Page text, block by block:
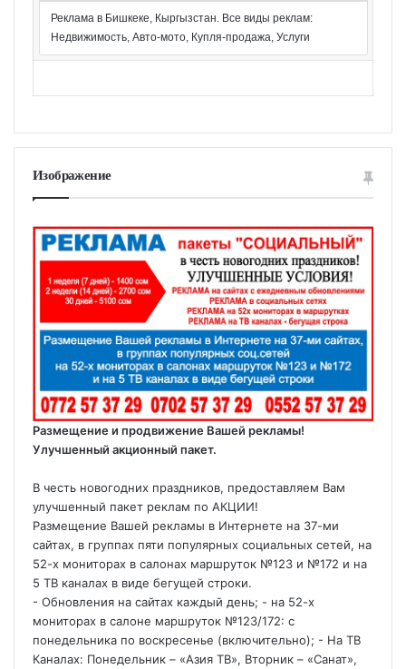
Реклама в Бишкеке, Кыргызстан. Все виды реклам:
Недвижимость, Авто-мото, Купля-продажа, Услуги
Изображение
Размещение и продвижение Вашей рекламы!
Улучшенный акционный пакет.
В честь новогодних праздников, предоставляем Вам
улучшенный пакет реклам по АКЦИИ!
Размещение Вашей рекламы в Интернете на 37-ми
сайтах, в группах пяти популярных социальных сетей, на
52-х мониторах в салонах маршруток №123 и №172 и на
5 ТВ каналах в виде бегущей строки.
- Обновления на сайтах каждый день; - на 52-х
мониторах в салоне маршруток №123/172: с
понедельника по воскресенье (включительно); - На ТВ
Каналах: Понедельник – «Азия ТВ», Вторник – «Санат»,